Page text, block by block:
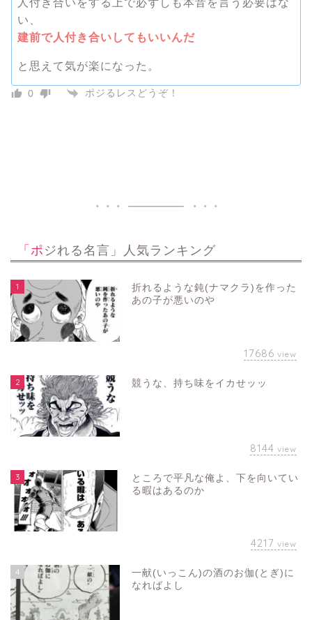
人付き合いをする上で必ずしも本音を言う必要はな
い、
建前で人付き合いしてもいいんだ
と思えて気が楽になった。
0 ポジるレスどうぞ！
「ポジれる名言」人気ランキング
1
折れるような鈍(ナマクラ)を作った
あの子が悪いのや
17686 view
2 競うな、持ち味をイカせッッ
8144 view
3
ところで平凡な俺よ、下を向いてい
る暇はあるのか
4217 view
4
一献(いっこん)の酒のお伽(とぎ)に
なればよし